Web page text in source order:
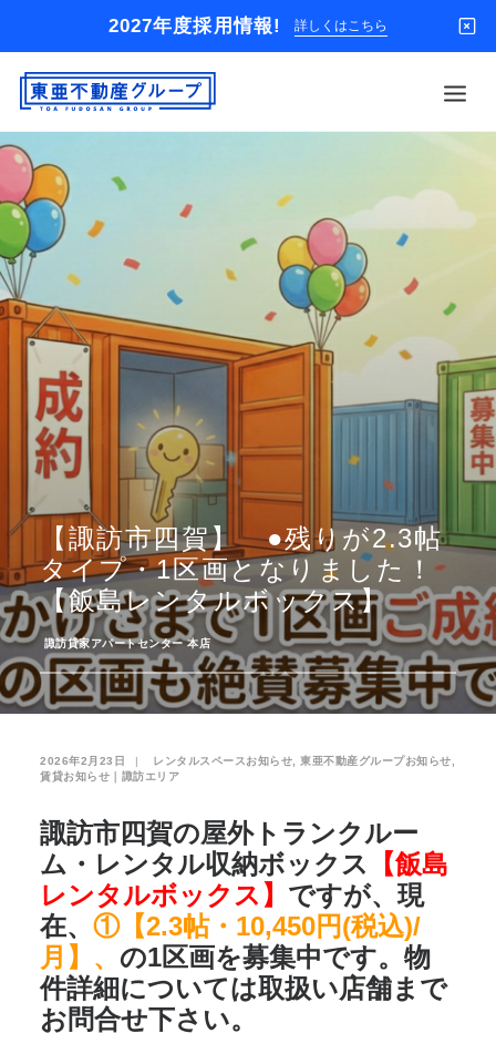
2027年度採用情報! 詳しくはこちら
借りる
買う
入居者様専用
解約のお申込み
企業情報
お問い合わせ
お気に入り 閲覧履歴
【諏訪市四賀】 ●残りが2.3帖
タイプ・1区画となりました！
【飯島レンタルボックス】
諏訪貸家アパートセンター 本店
2026年2月23日 | レンタルスペースお知らせ 東亜不動産グループお知らせ
賃貸お知らせ｜諏訪エリア
諏訪市四賀の屋外トランクルー
ム・レンタル収納ボックス
【飯島
レンタルボックス】 ですが、現
在、 ①【2.3帖・10,450円(税込)/
月】、 の1区画を募集中です。物
件詳細については取扱い店舗まで
お問合せ下さい。